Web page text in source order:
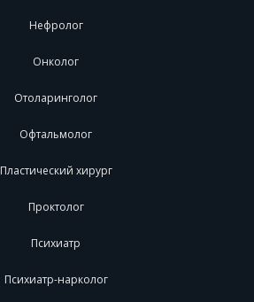
Нефролог
Онколог
Отоларинголог
Офтальмолог
Пластический хирург
Проктолог
Психиатр
Психиатр-нарколог